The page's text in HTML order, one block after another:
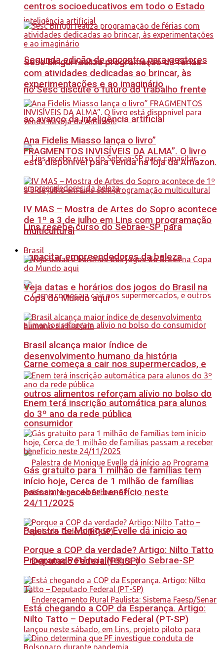
Segunda edição de encontro para gestores
no Sesc discute o futuro do trabalho frente
ao avanço da inteligência artificial
Lins recebe curso do Sebrae-SP para
capacitar empreendedores da beleza
Carne começa a cair nos supermercados, e
outros alimentos reforçam alívio no bolso do
consumidor
Palestra de Monique Evelle dá início ao
Programa Potência Negra do Sebrae-SP
centros socioeducativos em todo o Estado
Sesc Birigui realiza programação de férias
com atividades dedicadas ao brincar, às
experimentações e ao imaginário
Ana Fidelis Miasso lança o livro”
FRAGMENTOS INVISÍVEIS DA ALMA”. O livro
está disponível para venda na loja da Amazon.
IV MAS – Mostra de Artes do Sopro acontece
de 1º a 3 de julho em Lins com programação
multicultural
Brasil
Veja datas e horários dos jogos do Brasil na
Copa do Mundo aqui
Brasil alcança maior índice de
desenvolvimento humano da história
Enem terá inscrição automática para alunos
do 3º ano da rede pública
Gás gratuito para 1 milhão de famílias tem
início hoje, Cerca de 1 milhão de famílias
passam a receber benefício neste
24/11/2025
Porque a COP da verdade? Artigo: Nilto Tatto
– Deputado Federal(PT-SP)
Está chegando a COP da Esperança. Artigo:
Nilto Tatto – Deputado Federal (PT-SP)